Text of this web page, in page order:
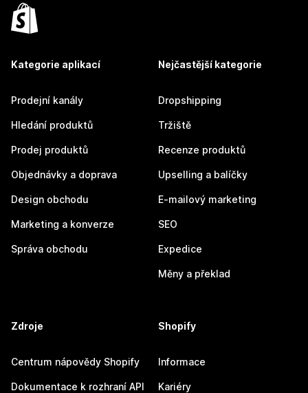
Kategorie aplikací
Prodejní kanály
Hledání produktů
Prodej produktů
Objednávky a doprava
Design obchodu
Marketing a konverze
Správa obchodu
Nejčastější kategorie
Dropshipping
Tržiště
Recenze produktů
Upselling a balíčky
E-mailový marketing
SEO
Expedice
Měny a překlad
Zdroje
Centrum nápovědy Shopify
Dokumentace k rozhraní API
Shopify
Informace
Kariéry